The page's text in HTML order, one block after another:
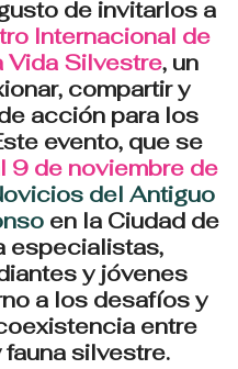
de invitarlos a
Internacional de
Vida Silvestre, un
compartir y
acción para los
evento, que se
9 de noviembre de
del Antiguo
en la Ciudad de
especialistas,
y jóvenes
a los desafíos y
entre
silvestre.